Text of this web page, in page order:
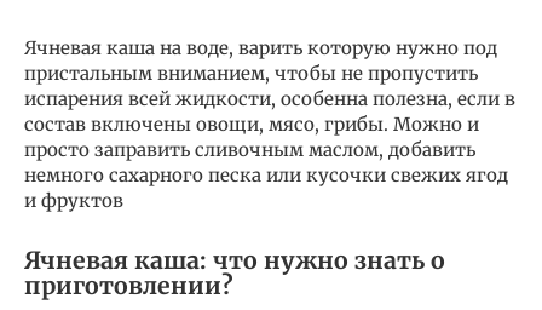
Ячневая каша на воде, варить которую нужно под
пристальным вниманием, чтобы не пропустить
испарения всей жидкости, особенна полезна, если в
состав включены овощи, мясо, грибы. Можно и
просто заправить сливочным маслом, добавить
немного сахарного песка или кусочки свежих ягод
и фруктов
Ячневая каша: что нужно знать о
приготовлении?